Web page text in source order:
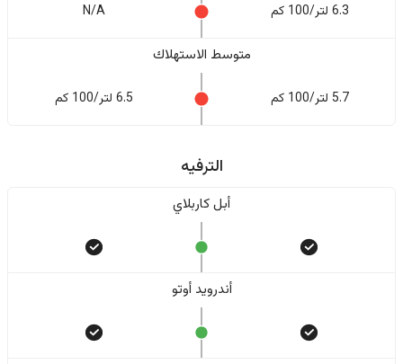
6.3 لتر/100 كم N/A
متوسط الاستهلاك
5.7 لتر/100 كم 6.5 لتر/100 كم
الترفيه
أبل كاربلاي
أندرويد أوتو